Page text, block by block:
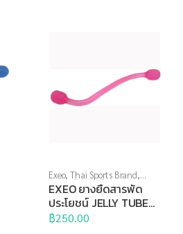
Exeo,Thai Sports Brand,
บริหารมือ,ยางยืด,สร้างกล้าม
เนื้อ,อุปกรณ์คลายกล้ามเนื้อ
อุปกรณ์บริหารกาย, อุปกรณ์ยืด
เหยียด,อุปกรณ์สุขภาพเพื่อผู้สูง
วัย
EXEO ยางยืดสารพัด
ประโยชน์ JELLY TUBE
DP-0936 Light (ชมพู)
฿250.00